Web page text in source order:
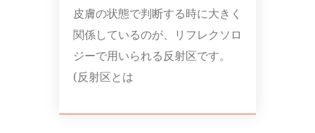
皮膚の状態で判断する時に大きく
関係しているのが、リフレクソロ
ジーで用いられる反射区です。
(反射区とは